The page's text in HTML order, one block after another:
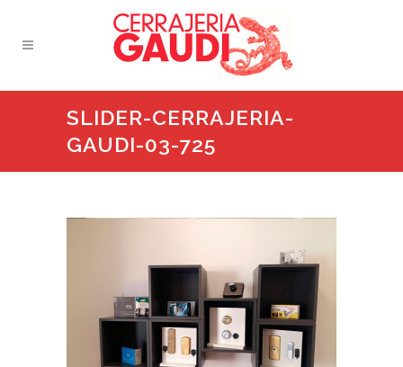
SLIDER-CERRAJERIA-
GAUDI-03-725